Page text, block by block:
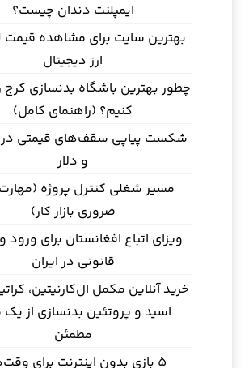
ایمپلنت دندان چیست؟
بهترین سایت برای مشاهده قیمت
ارز دیجیتال
چطور بهترین باشگاه بدنسازی کرج
کنیم؟ (راهنمای کامل)
شکست پیاپی سقف‌های قیمتی در
و دلار
مسیر شغلی کنترل پروژه
ضروری بازار کار)
ویزای اتباع افغانستان برای ورود
قانونی در ایران
خرید آنلاین مکمل ال‌کارنیتین،
اسید و پروتئین بدنسازی از یک
مطمئن
5 بازی بدون اینترنت برای